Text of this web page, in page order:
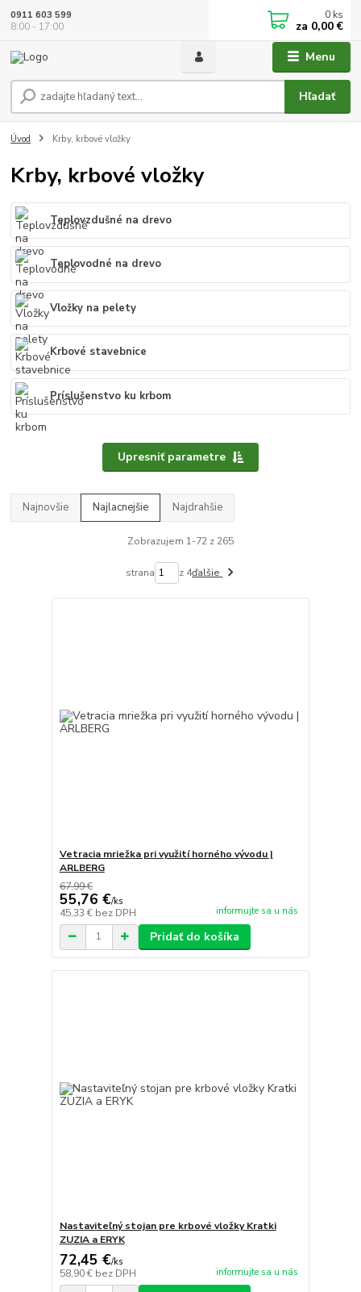
Menu
Hľadať
0911 603 599
8:00 - 17:00
0 ks
za 0,00 €
Úvod Krby, krbové vložky
Krby, krbové vložky
Teplovzdušné na drevo
Teplovodné na drevo
Vložky na pelety
Krbové stavebnice
Príslušenstvo ku krbom
Upresniť parametre
Najnovšie Najlacnejšie Najdrahšie
Zobrazujem 1-72 z 265
strana z 4ďalšie
Vetracia mriežka pri využití horného vývodu |
ARLBERG
67,99 €
55,76 €/ks
45,33 € bez DPH informujte sa u nás
Pridať do košíka
Nastaviteľný stojan pre krbové vložky Kratki
ZUZIA a ERYK
72,45 €/ks
58,90 € bez DPH informujte sa u nás